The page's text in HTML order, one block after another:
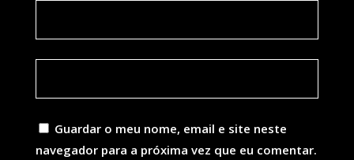
Guardar o meu nome, email e site neste
navegador para a próxima vez que eu comentar.